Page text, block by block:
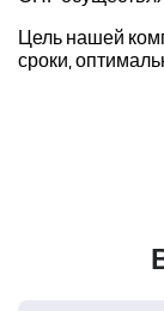
Цель нашей
сроки,